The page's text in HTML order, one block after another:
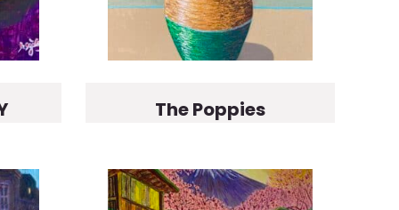
The Poppies